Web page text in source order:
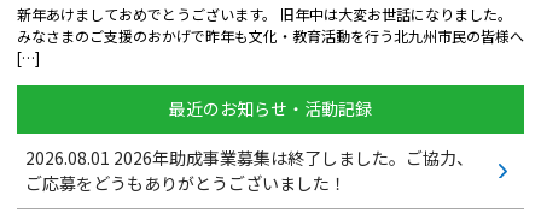
新年あけましておめでとうございます。 旧年中は大変お世話になりました。
みなさまのご支援のおかげで昨年も文化・教育活動を行う北九州市民の皆様へ
[…]
最近のお知らせ・活動記録
2026.08.01 2026年助成事業募集は終了しました。ご協力、
ご応募をどうもありがとうございました！